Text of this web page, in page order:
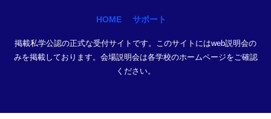
HOME サポート
掲載私学公認の正式な受付サイトです。このサイトにはweb説明会の
みを掲載しております。会場説明会は各学校のホームページをご確認
ください。